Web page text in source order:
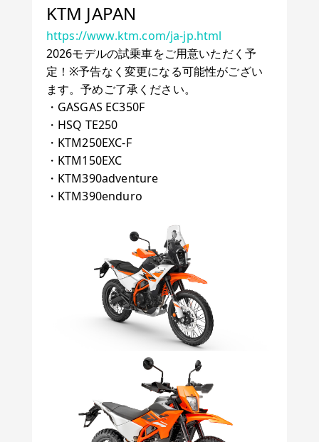
KTM JAPAN
https://www.ktm.com/ja-jp.html
2026モデルの試乗車をご用意いただく予
定！※予告なく変更になる可能性がござい
ます。予めご了承ください。
・GASGAS EC350F
・HSQ TE250
・KTM250EXC-F
・KTM150EXC
・KTM390adventure
・KTM390enduro